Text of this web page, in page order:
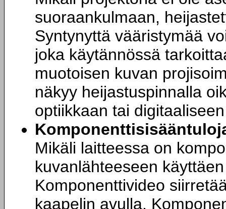
suoraankulmaan,
Syntynyttä vääristymää
joka käytännössä
muotoisen kuvan
näkyy heijastuspinnalla
optiikkaan tai
Mikäli laitteessa on
kuvanlähteeseen
Komponenttivideo
kaapelin avulla.